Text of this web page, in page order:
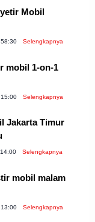
Mobil
Selengkapnya
mobil 1-on-1
Selengkapnya
Jakarta Timur
Selengkapnya
mobil malam
Selengkapnya